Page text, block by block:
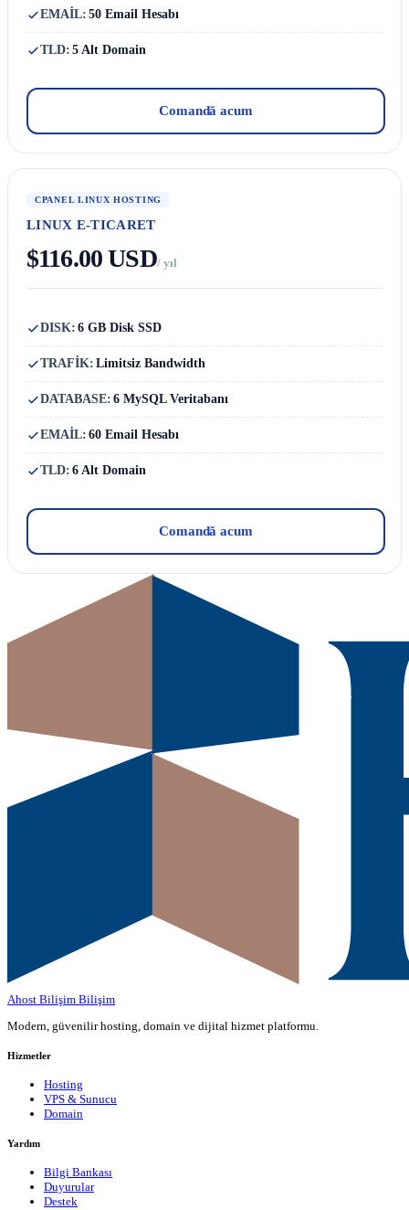
EMAİL: 50 Email Hesabı
TLD: 5 Alt Domain
Comandă acum
CPANEL LINUX HOSTING
LINUX E-TICARET
$116.00 USD/ yıl
DISK: 6 GB Disk SSD
TRAFİK: Limitsiz Bandwidth
DATABASE: 6 MySQL Veritabanı
EMAİL: 60 Email Hesabı
TLD: 6 Alt Domain
Comandă acum
Ahost Bilişim Bilişim
Modern, güvenilir hosting, domain ve dijital hizmet platformu.
Hizmetler
Hosting
VPS & Sunucu
Domain
Yardım
Bilgi Bankası
Duyurular
Destek